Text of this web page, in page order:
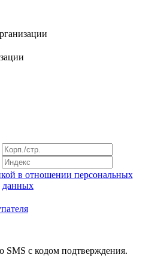
в отношении персональных
данных
SMS с кодом подтверждения.